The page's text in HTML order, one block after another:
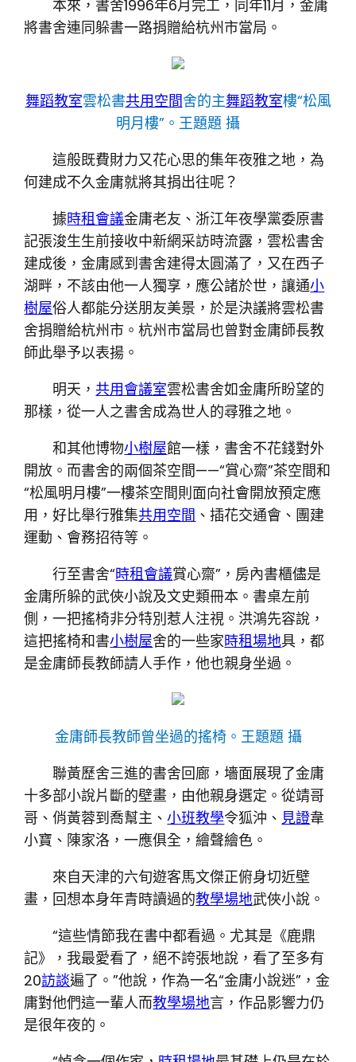
本來，書舍1996年6月完工，同年11月，金庸
將書舍連同躲書一路捐贈給杭州市當局。
舞蹈教室雲松書共用空間舍的主舞蹈教室樓“松風
明月樓”。 王題題 攝
這般既費財力又花心思的集年夜雅之地，為
何建成不久金庸就將其捐出往呢？
據時租會議金庸老友、浙江年夜學黨委原書
記張浚生生前接收中新網采訪時流露，雲松書舍
建成後，金庸感到書舍建得太圓滿了，又在西子
湖畔，不該由他一人獨享，應公諸於世，讓通小
樹屋俗人都能分送朋友美景，於是決議將雲松書
舍捐贈給杭州市。杭州市當局也曾對金庸師長教
師此舉予以表揚。
明天，共用會議室雲松書舍如金庸所盼望的
那樣，從一人之書舍成為世人的尋雅之地。
和其他博物小樹屋館一樣，書舍不花錢對外
開放。而書舍的兩個茶空間——“賞心齋”茶空間和
“松風明月樓”一樓茶空間則面向社會開放預定應
用，好比舉行雅集共用空間 、插花交通會、團建
運動、會務招待等。
行至書舍“時租會議賞心齋”，房內書櫃儘是
金庸所躲的武俠小說及文史類冊本。書桌左前
側，一把搖椅非分特別惹人注視。洪鴻先容說，
這把搖椅和書小樹屋舍的一些家時租場地具，都
是金庸師長教師請人手作，他也親身坐過。
金庸師長教師曾坐過的搖椅。 王題題 攝
聯黃歷舍三進的書舍回廊，墻面展現了金庸
十多部小說片斷的壁畫，由他親身選定。從靖哥
哥、俏黃蓉到喬幫主、小班教學令狐沖、 見證韋
小寶、陳家洛，一應俱全，繪聲繪色。
來自天津的六旬遊客馬文傑正俯身切近壁
畫，回想本身年青時讀過的教學場地武俠小說。
“這些情節我在書中都看過。尤其是《鹿鼎
記》，我最愛看了，絕不誇張地說，看了至多有
20訪談遍了。”他說，作為一名“金庸小說迷”，金
庸對他們這一輩人而教學場地言，作品影響力仍
是很年夜的。